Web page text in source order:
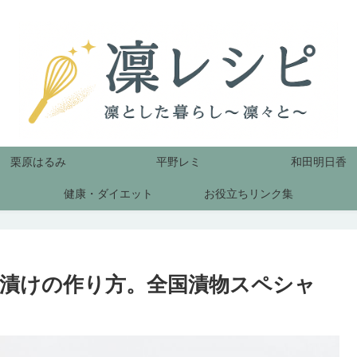
栗原はるみ 平野レミ 和田明日香
健康・ダイエット お役立ちリンク集
けの作り方。全国漬物スペシャ